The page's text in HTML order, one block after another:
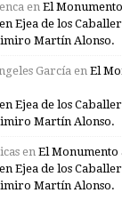
en El
Ejea de los
Martín Alonso.
García en El
Ejea de los
Martín Alonso.
en El Monumento
Ejea de los
Martín Alonso.